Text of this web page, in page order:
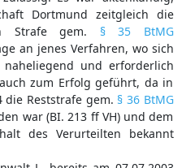
Dortmund zeitgleich die
Strafe gem. § 35 BtMG
an jenes Verfahren, wo sich
und erforderlich
zum Erfolg geführt, da in
die Reststrafe gem. § 36 BtMG
war (BI. 213 ff VH) und dem
des Verurteilten bekannt